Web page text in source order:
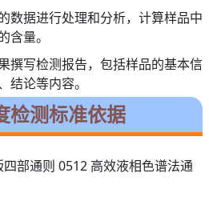
数据进行处理和分析，计算样品中
含量。
撰写检测报告，包括样品的基本信
结论等内容。
检测标准依据
四部通则 0512 高效液相色谱法通